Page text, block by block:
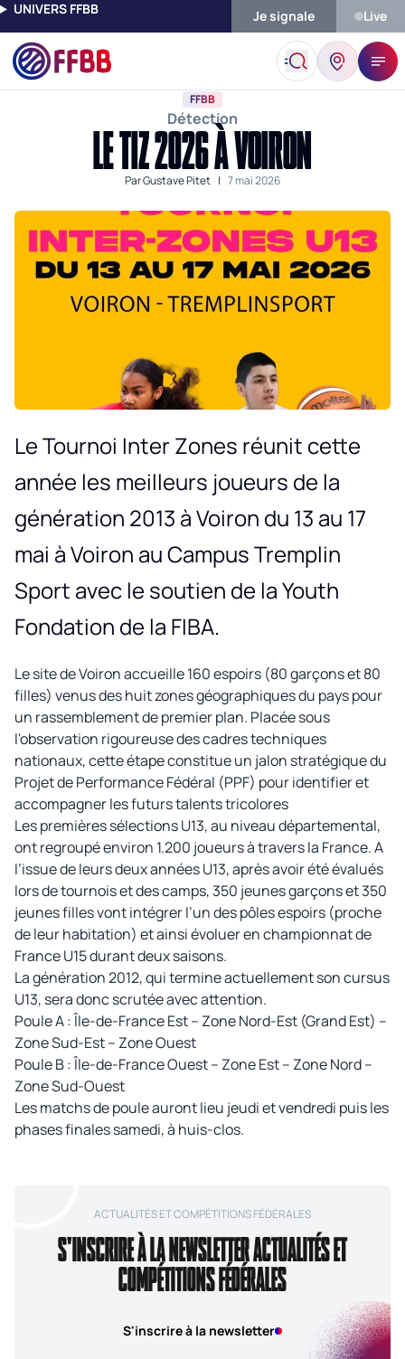
UNIVERS FFBB Je signale Live
Accueil Actualités Le TIZ 2026 À Voiron
FFBB
Détection
LE TIZ 2026 À VOIRON
ParGustave Pitet | 7 mai 2026
Le Tournoi Inter Zones réunit cette
année les meilleurs joueurs de la
génération 2013 à Voiron du 13 au 17
mai à Voiron au Campus Tremplin
Sport avec le soutien de la Youth
Fondation de la FIBA.
Le site de Voiron accueille 160 espoirs (80 garçons et 80
filles) venus des huit zones géographiques du pays pour
un rassemblement de premier plan. Placée sous
l'observation rigoureuse des cadres techniques
nationaux, cette étape constitue un jalon stratégique du
Projet de Performance Fédéral (PPF) pour identifier et
accompagner les futurs talents tricolores
Les premières sélections U13, au niveau départemental,
ont regroupé environ 1.200 joueurs à travers la France. A
l’issue de leurs deux années U13, après avoir été évalués
lors de tournois et des camps, 350 jeunes garçons et 350
jeunes filles vont intégrer l’un des pôles espoirs (proche
de leur habitation) et ainsi évoluer en championnat de
France U15 durant deux saisons.
La génération 2012, qui termine actuellement son cursus
U13, sera donc scrutée avec attention.
Poule A : Île-de-France Est – Zone Nord-Est (Grand Est) –
Zone Sud-Est – Zone Ouest
Poule B : Île-de-France Ouest – Zone Est – Zone Nord –
Zone Sud-Ouest
Les matchs de poule auront lieu jeudi et vendredi puis les
phases finales samedi, à huis-clos.
ACTUALITÉS ET COMPÉTITIONS FÉDÉRALES
S'INSCRIRE À LA NEWSLETTER ACTUALITÉS ET
COMPÉTITIONS FÉDÉRALES
S'inscrire à la newsletter